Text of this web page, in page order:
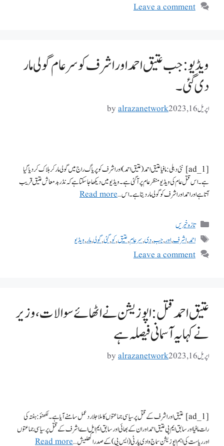
Leave a comment
ویڈیو: جب عتیق احمد اور اشرف کو سرعام گولی مار
دی گئی۔
اپریل 16, 2023 byalrazanetwork
[ad_1] نئی دہلی: مافیا عتیق احمد (عتیق احمد) اور اشرف کو پریاگ راج میں گولی مار کر ہلاک کر دیا گیا
ہے۔ اس قتل عام کی ویڈیو منظر عام پر آگئی ہے۔ ویڈیو میں دیکھا جا سکتا ہے کہ نڈر بدمعاش عتیق قریب
آتا ہے اور احمد اور اشرف کو گولی مار دیتا ہے۔ اس …Read more
تازہ خبریں
احمد,اشرف,اور,جب,دی,سرعام,عتیق,کو,گئی,گولی,مار,ویڈیو
Leave a comment
عتیق احمد قتل: اپوزیشن نے اٹھائے سوالات، وزیر
نے کہا یہ آسمانی فیصلہ ہے
اپریل 16, 2023 byalrazanetwork
[ad_1] عتیق اور اشرف کے قتل پر سیاسی جماعتوں کا ملا جلا ردعمل سامنے آیا ہے۔ لکھنؤ: ہفتہ کی
رات مافیا اور سابق ایم پی عتیق احمد اور ان کے بھائی اور سابق ایم ایل اے اشرف کے قتل پر سیاسی جماعتوں
اور ریاست کی اہم اپوزیشن سماج وادی پارٹی (ایس پی) کے صدر اکھلیش …Read more